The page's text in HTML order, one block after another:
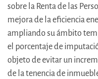
sobre la Renta de las
mejora de la eficiencia
ampliando su ámbito
el porcentaje de
objeto de evitar un
de la tenencia de